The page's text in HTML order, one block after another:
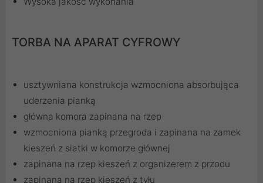
TORBA NA APARAT CYFROWY
usztywniana konstrukcja wzmocniona absorbująca
uderzenia pianką
główna komora zapinana na rzep
wzmocniona pianką przegroda i zapinana na zamek
kieszeń z siatki w komorze głównej
zapinana na rzep kieszeń z organizerem z przodu
zapinana na rzep kieszeń z tyłu